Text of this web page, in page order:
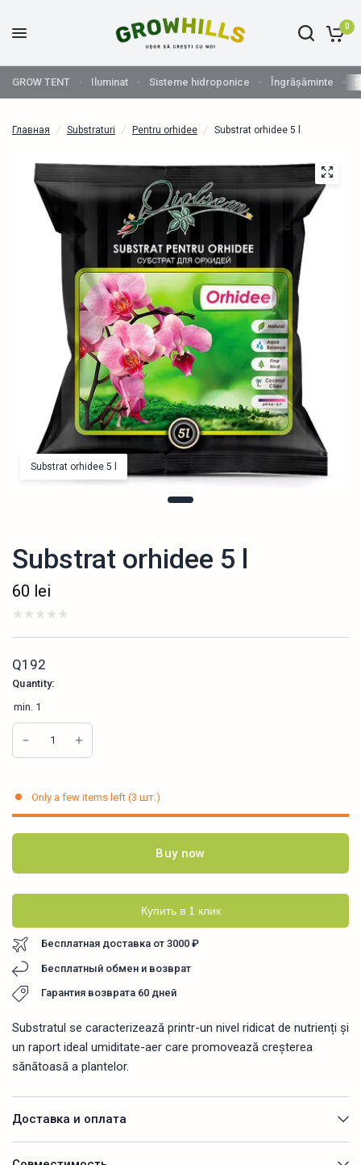
0
GROW TENT Iluminat Sisteme hidroponice Îngrășăminte
Главная / Substraturi / Pentru orhidee / Substrat orhidee 5 l
Substrat orhidee 5 l
Substrat orhidee 5 l
60 lei
Q192
Quantity:
min. 1
Only a few items left (3 шт.)
Buy now
Купить в 1 клик
Бесплатная доставка от 3000 ₽
Бесплатный обмен и возврат
Гарантия возврата 60 дней
Substratul se caracterizează printr-un nivel ridicat de nutrienți și
un raport ideal umiditate-aer care promovează creșterea
sănătoasă a plantelor.
Доставка и оплата